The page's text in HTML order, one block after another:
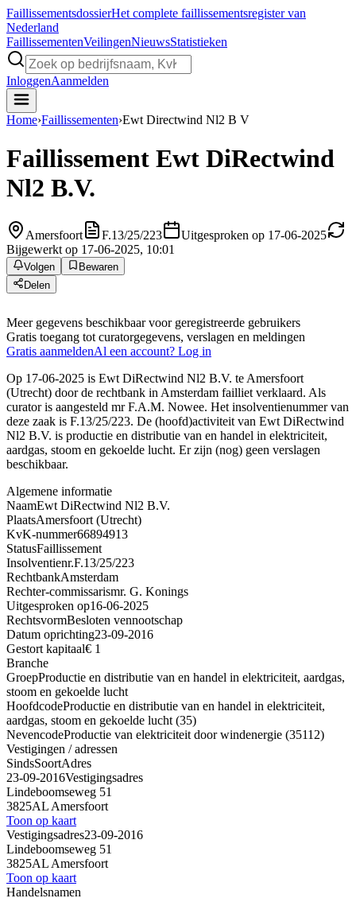
FaillissementsdossierHet complete faillissementsregister van
Nederland
FaillissementenVeilingenNieuwsStatistieken
InloggenAanmelden
Home›Faillissementen›Ewt Directwind Nl2 B V
Faillissement Ewt DiRectwind
Nl2 B.V.
Amersfoort F.13/25/223
Uitgesproken op 17-06-2025
Bijgewerkt op 17-06-2025, 10:01
Volgen
Bewaren
Delen
Meer gegevens beschikbaar voor geregistreerde gebruikers
Gratis toegang tot curatorgegevens, verslagen en meldingen
Gratis aanmeldenAl een account? Log in
Op 17-06-2025 is Ewt DiRectwind Nl2 B.V. te Amersfoort
(Utrecht) door de rechtbank in Amsterdam failliet verklaard. Als
curator is aangesteld mr F.A.M. Nowee. Het insolventienummer van
deze zaak is F.13/25/223. De (hoofd)activiteit van Ewt DiRectwind
Nl2 B.V. is productie en distributie van en handel in elektriciteit,
aardgas, stoom en gekoelde lucht. Er zijn (nog) geen verslagen
beschikbaar.
Algemene informatie
NaamEwt DiRectwind Nl2 B.V.
PlaatsAmersfoort (Utrecht)
KvK-nummer66894913
StatusFaillissement
Insolventienr.F.13/25/223
RechtbankAmsterdam
Rechter-commissarismr. G. Konings
Uitgesproken op16-06-2025
RechtsvormBesloten vennootschap
Datum oprichting23-09-2016
Gestort kapitaal€ 1
Branche
GroepProductie en distributie van en handel in elektriciteit, aardgas,
stoom en gekoelde lucht
HoofdcodeProductie en distributie van en handel in elektriciteit,
aardgas, stoom en gekoelde lucht (35)
NevencodeProductie van elektriciteit door windenergie (35112)
Vestigingen / adressen
SindsSoortAdres
23-09-2016Vestigingsadres
Lindeboomseweg 51
3825AL Amersfoort
Toon op kaart
Vestigingsadres23-09-2016
Lindeboomseweg 51
3825AL Amersfoort
Toon op kaart
Handelsnamen